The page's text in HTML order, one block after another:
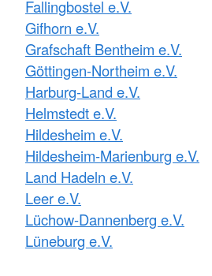
Fallingbostel e.V.
Gifhorn e.V.
Grafschaft Bentheim e.V.
Göttingen-Northeim e.V.
Harburg-Land e.V.
Helmstedt e.V.
Hildesheim e.V.
Hildesheim-Marienburg e.V.
Land Hadeln e.V.
Leer e.V.
Lüchow-Dannenberg e.V.
Lüneburg e.V.